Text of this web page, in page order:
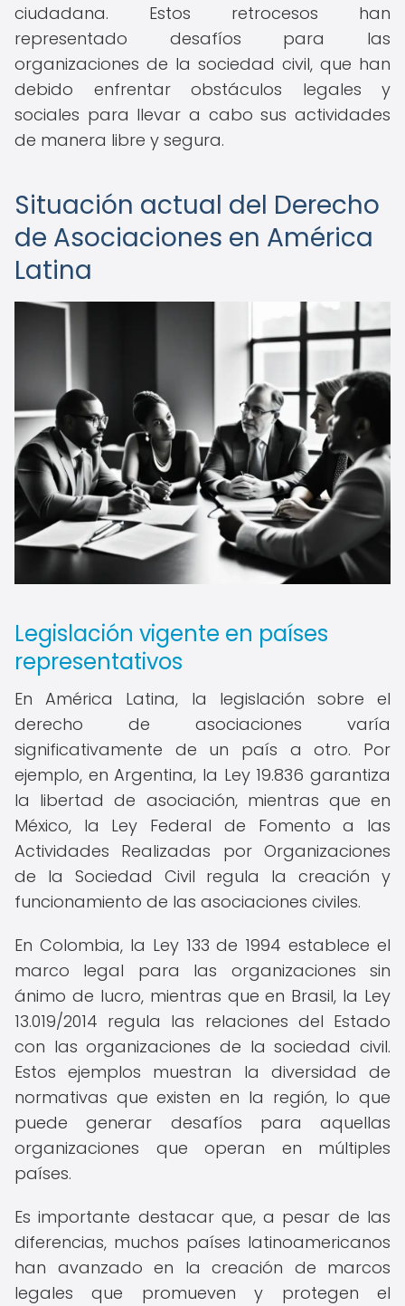
ciudadana. Estos retrocesos han
representado desafíos para las
organizaciones de la sociedad civil, que han
debido enfrentar obstáculos legales y
sociales para llevar a cabo sus actividades
de manera libre y segura.
Situación actual del Derecho
de Asociaciones en América
Latina
Legislación vigente en países
representativos
En América Latina, la legislación sobre el
derecho de asociaciones varía
significativamente de un país a otro. Por
ejemplo, en Argentina, la Ley 19.836 garantiza
la libertad de asociación, mientras que en
México, la Ley Federal de Fomento a las
Actividades Realizadas por Organizaciones
de la Sociedad Civil regula la creación y
funcionamiento de las asociaciones civiles.
En Colombia, la Ley 133 de 1994 establece el
marco legal para las organizaciones sin
ánimo de lucro, mientras que en Brasil, la Ley
13.019/2014 regula las relaciones del Estado
con las organizaciones de la sociedad civil.
Estos ejemplos muestran la diversidad de
normativas que existen en la región, lo que
puede generar desafíos para aquellas
organizaciones que operan en múltiples
países.
Es importante destacar que, a pesar de las
diferencias, muchos países latinoamericanos
han avanzado en la creación de marcos
legales que promueven y protegen el